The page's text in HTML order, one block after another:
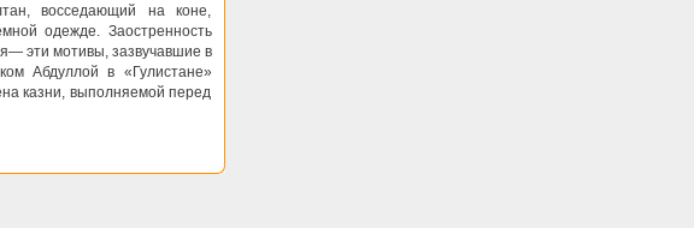
восседающий на коне,
одежде. Заостренность
эти мотивы, зазвучавшие в
Абдуллой в «Гулистане»
казни, выполняемой перед